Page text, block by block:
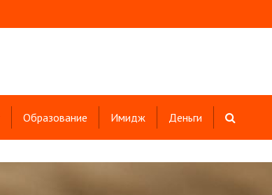
Образование Имидж Деньги